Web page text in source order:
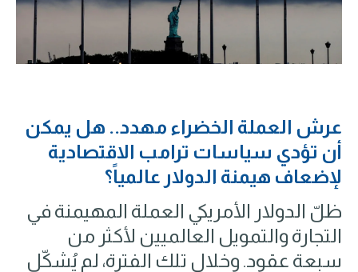
عرش العملة الخضراء مهدد.. هل يمكن
أن تؤدي سياسات ترامب الاقتصادية
لإضعاف هيمنة الدولار عالمياً؟
ظلّ الدولار الأمريكي العملة المهيمنة في
التجارة والتمويل العالميين لأكثر من
سبعة عقود. وخلال تلك الفترة، لم يُشكّل